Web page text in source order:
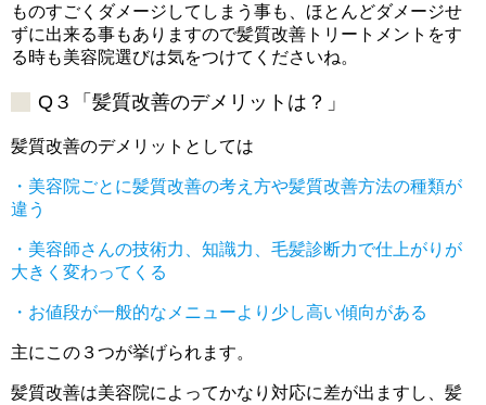
ものすごくダメージしてしまう事も、ほとんどダメージせ
ずに出来る事もありますので髪質改善トリートメントをす
る時も美容院選びは気をつけてくださいね。
Q３「髪質改善のデメリットは？」
髪質改善のデメリットとしては
・美容院ごとに髪質改善の考え方や髪質改善方法の種類が
違う
・美容師さんの技術力、知識力、毛髪診断力で仕上がりが
大きく変わってくる
・お値段が一般的なメニューより少し高い傾向がある
主にこの３つが挙げられます。
髪質改善は美容院によってかなり対応に差が出ますし、髪